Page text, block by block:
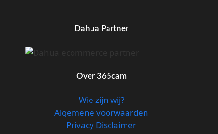
Dahua Partner
Over 365cam
Wie zijn wij?
Algemene voorwaarden
Privacy Disclaimer